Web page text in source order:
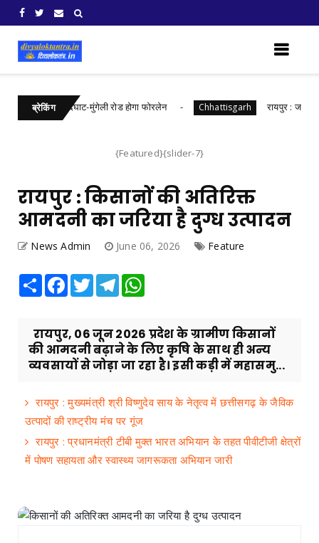
ब्रेकिंग
लागत से नांदघाट-मुंगेली रोड होगा फोरलेन Chhattisgarh रायपुर : जल संरक्षण
{Featured}{slider-7}
रायपुर : किसानों की अतिरिक्त
आमदनी का जरिया है दुग्ध उत्पादन
News Admin June 06, 2026 Feature
Share Facebook
TwitterTelegram
रायपुर, 06 जून 2026 प्रदेश के ग्रामीण किसानों
की आमदनी बढ़ाने के लिए कृषि के साथ ही अन्य
व्यवसायों से जोड़ा जा रहा है। इसी कड़ी में महासमु...
रायपुर : मुख्यमंत्री श्री विष्णुदेव साय के नेतृत्व में छत्तीसगढ़ के जैविक
उत्पादों की राष्ट्रीय मंच पर गूंज
रायपुर : प्रधानमंत्री टीबी मुक्त भारत अभियान के तहत पीवीटीजी क्षेत्रों
में पोषण सहायता और स्वास्थ्य जागरूकता अभियान जारी